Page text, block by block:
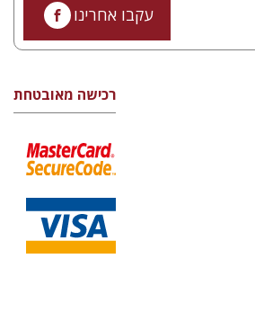
עקבו אחרינו
רכישה מאובטחת